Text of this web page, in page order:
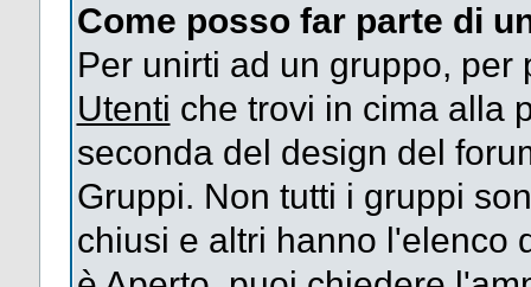
Come posso far parte di
Per unirti ad un gruppo,
Utenti che trovi in cima alla
seconda del design del
Gruppi. Non tutti i gruppi
chiusi e altri hanno l'elenco